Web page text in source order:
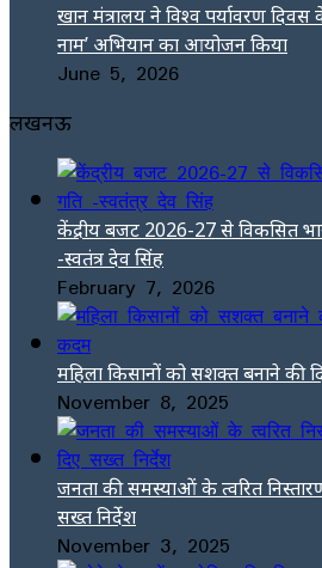
खान मंत्रालय ने विश्व पर्यावरण
नाम’ अभियान का आयोजन किया
June 5, 2026
लखनऊ
केंद्रीय बजट 2026-27 से विकसित
-स्वतंत्र देव सिंह
February 7, 2026
महिला किसानों को सशक्त बनाने की
November 8, 2025
जनता की समस्याओं के त्वरित
सख्त निर्देश
November 3, 2025